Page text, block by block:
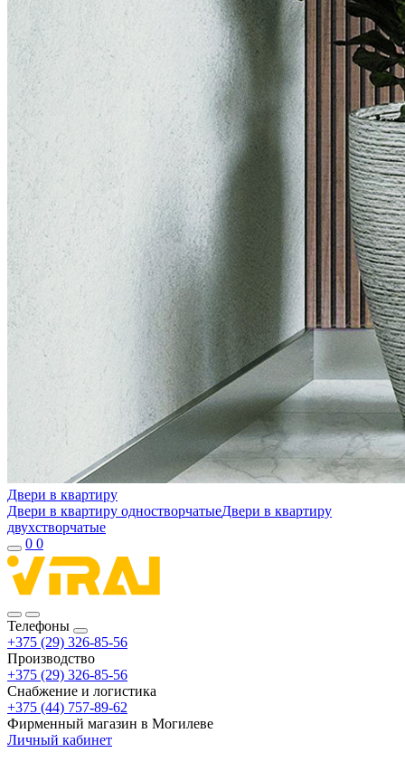
Двери в квартиру
Двери в квартиру одностворчатыеДвери в квартиру
двухстворчатые
0 0
Телефоны
+375 (29) 326-85-56
Производство
+375 (29) 326-85-56
Снабжение и логистика
+375 (44) 757-89-62
Фирменный магазин в Могилеве
Личный кабинет